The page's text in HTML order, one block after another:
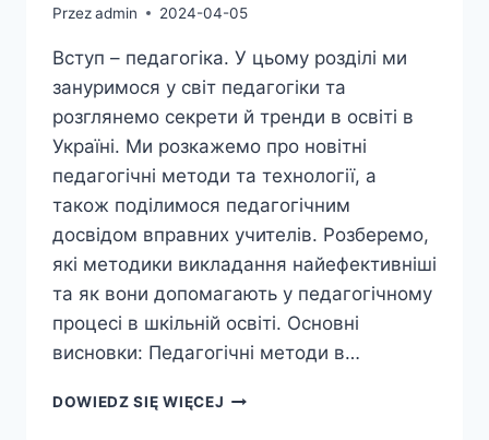
Przezadmin 2024-04-05
Вступ – педагогіка. У цьому розділі ми
зануримося у світ педагогіки та
розглянемо секрети й тренди в освіті в
Україні. Ми розкажемо про новітні
педагогічні методи та технології, а
також поділимося педагогічним
досвідом вправних учителів. Розберемо,
які методики викладання найефективніші
та як вони допомагають у педагогічному
процесі в шкільній освіті. Основні
висновки: Педагогічні методи в…
DOWIEDZ SIĘ WIĘCEJ ПЕДАГОГІКА: